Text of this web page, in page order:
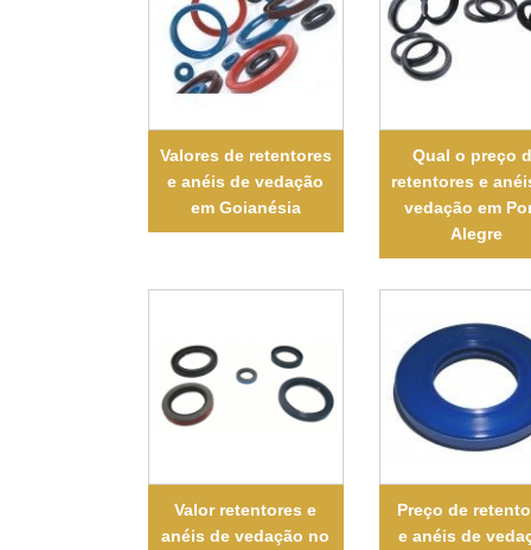
Valores de retentores
e anéis de vedação
em Goianésia
Qual o preço
retentores e
vedação em
Alegre
Valor retentores e
anéis de vedação no
Preço de
e anéis de